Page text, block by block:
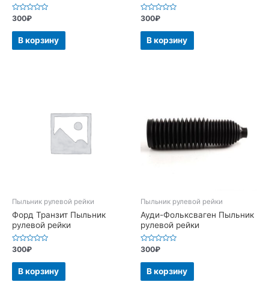
Оценка
из
300₽
В корзину
Оценка
из
300₽
В корзину
Пыльник рулевой рейки
Форд Транзит Пыльник
рулевой рейки
Оценка
из
300₽
В корзину
Пыльник рулевой рейки
Ауди-Фольксваген Пыльник
рулевой рейки
Оценка
из
300₽
В корзину